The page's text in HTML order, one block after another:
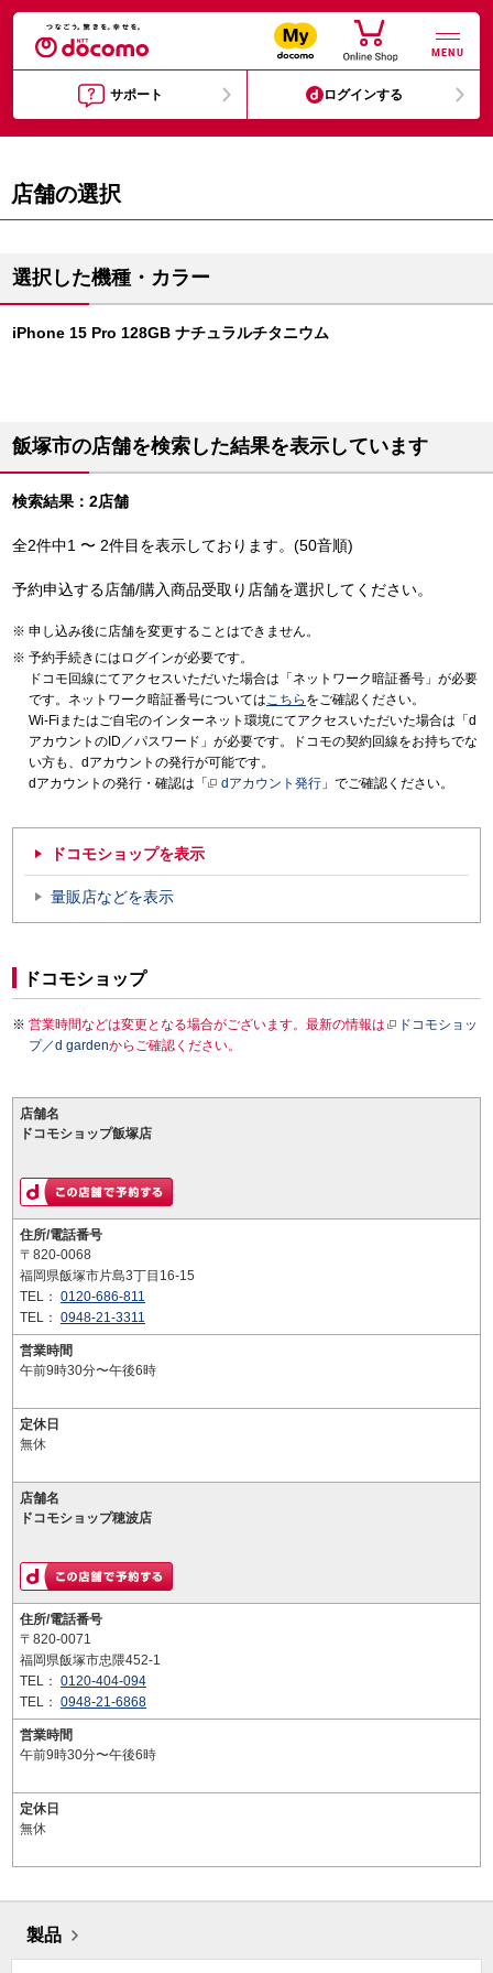
MENU
サポート ログインする
店舗の選択
選択した機種・カラー
iPhone 15 Pro 128GB ナチュラルチタニウム
飯塚市の店舗を検索した結果を表示しています
検索結果：2店舗
全2件中1 〜 2件目を表示しております。(50音順)
予約申込する店舗/購入商品受取り店舗を選択してください。
申し込み後に店舗を変更することはできません。
予約手続きにはログインが必要です。
ドコモ回線にてアクセスいただいた場合は「ネットワーク暗証番号」が必要
です。ネットワーク暗証番号についてはこちら をご確認ください。
Wi-Fiまたはご自宅のインターネット環境にてアクセスいただいた場合は「d
アカウントのID／パスワード」が必要です。ドコモの契約回線をお持ちでな
い方も、dアカウントの発行が可能です。
dアカウントの発行・確認は「
dアカウント発行 」でご確認ください。
ドコモショップを表示
量販店などを表示
ドコモショップ
営業時間などは変更となる場合がございます。最新の情報は
ドコモショッ
プ／d gardenからご確認ください。
店舗名
ドコモショップ飯塚店
住所/電話番号
〒820-0068
福岡県飯塚市片島3丁目16-15
TEL： 0120-686-811
TEL： 0948-21-3311
営業時間
午前9時30分〜午後6時
定休日
無休
店舗名
ドコモショップ穂波店
住所/電話番号
〒820-0071
福岡県飯塚市忠隈452-1
TEL： 0120-404-094
TEL： 0948-21-6868
営業時間
午前9時30分〜午後6時
定休日
無休
製品